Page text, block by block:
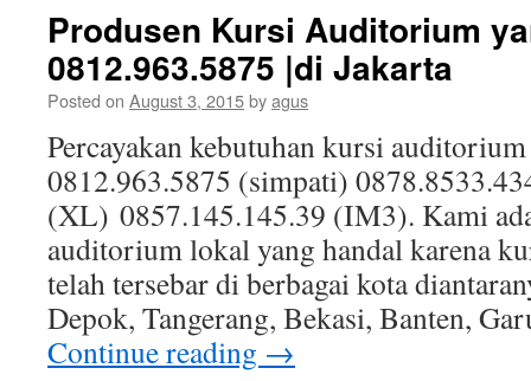
Produsen Kursi Auditorium
0812.963.5875 |di Jakarta
Posted on August 3, 2015byagus
Percayakan kebutuhan kursi
0812.963.5875 (simpati)
(XL) 0857.145.145.39 (IM3). Kami
auditorium lokal yang handal karena
telah tersebar di berbagai kota
Depok, Tangerang, Bekasi, Banten,
Continue reading →